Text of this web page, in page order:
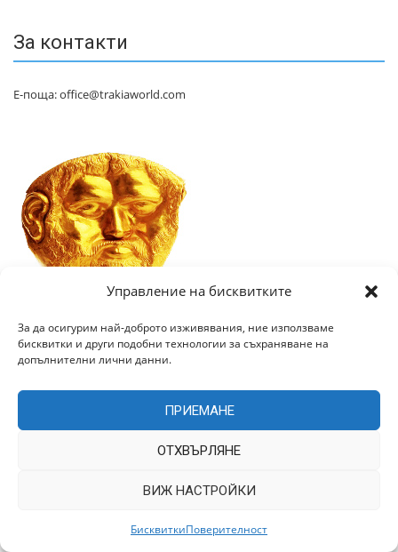
Управление на бисквитките
За да осигурим най-доброто изживявания, ние използваме
бисквитки и други подобни технологии за съхраняване на
допълнителни лични данни.
ПРИЕМАНЕ
ОТХВЪРЛЯНЕ
ВИЖ НАСТРОЙКИ
БисквиткиПоверителност
За контакти
Е-поща: office@trakiaworld.com
Категории